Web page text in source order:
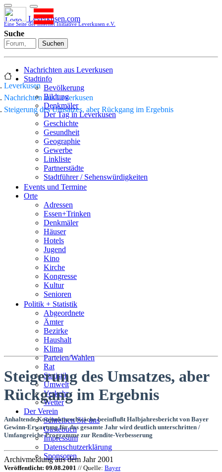
Leverkusen.com
Eine Seite der Internet Initiative Leverkusen e.V.
Suche
Suchen
Nachrichten aus Leverkusen
Stadtinfo
Bevölkerung
Bildung
Denkmäler
Der Tag in Leverkusen
Geschichte
Gesundheit
Geographie
Gewerbe
Linkliste
Partnerstädte
Stadtführer / Sehenswürdigkeiten
Stadtplan
Sport
Who is who
Wohnen
Events und Termine
Orte
Adressen
Essen+Trinken
Denkmäler
Häuser
Hotels
Jugend
Kino
Kirche
Kongresse
Kultur
Senioren
Stadtführer
Straßen
Politik + Statistik
Abgeordnete
Ämter
Bezirke
Haushalt
Klima
Parteien/Wahlen
Rat
Statistik
Umwelt
Verkehr
Wetter
Der Verein
Schreiben Sie uns
Gästebuch
Impressum
Datenschutzerklärung
Sponsoren
Leverkusen
Nachrichten aus Leverkusen
Steigerung des Umsatzes, aber Rückgang im Ergebnis
Steigerung des Umsatzes, aber
Rückgang im Ergebnis
Anhaltende Konjunkturschwäche beeinflußt Halbjahresbericht von Bayer
Gewinn-Erwartung für das gesamte Jahr wird deutlich unterschritten /
Umfangreiche Programme zur Rendite-Verbesserung
Archivmeldung aus dem Jahr 2001
Veröffentlicht: 09.08.2001 // Quelle: Bayer